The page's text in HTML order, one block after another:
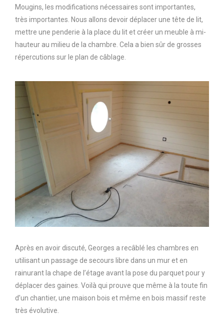
Mougins, les modifications nécessaires sont importantes,
très importantes. Nous allons devoir déplacer une tête de lit,
mettre une penderie à la place du lit et créer un meuble à mi-
hauteur au milieu de la chambre. Cela a bien sûr de grosses
répercutions sur le plan de câblage.
Après en avoir discuté, Georges a recâblé les chambres en
utilisant un passage de secours libre dans un mur et en
rainurant la chape de l’étage avant la pose du parquet pour y
déplacer des gaines. Voilà qui prouve que même à la toute fin
d’un chantier, une maison bois et même en bois massif reste
très évolutive.